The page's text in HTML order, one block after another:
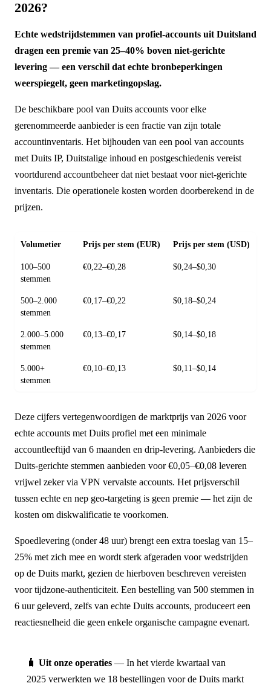
2026?
Echte wedstrijdstemmen van profiel-accounts uit Duitsland
dragen een premie van 25–40% boven niet-gerichte
levering — een verschil dat echte bronbeperkingen
weerspiegelt, geen marketingopslag.
De beschikbare pool van Duits accounts voor elke
gerenommeerde aanbieder is een fractie van zijn totale
accountinventaris. Het bijhouden van een pool van accounts
met Duits IP, Duitstalige inhoud en postgeschiedenis vereist
voortdurend accountbeheer dat niet bestaat voor niet-gerichte
inventaris. Die operationele kosten worden doorberekend in de
prijzen.
Volumetier Prijs per stem (EUR) Prijs per stem (USD)
100–500
stemmen
€0,22–€0,28 $0,24–$0,30
500–2.000
stemmen
€0,17–€0,22 $0,18–$0,24
2.000–5.000
stemmen
€0,13–€0,17 $0,14–$0,18
5.000+
stemmen
€0,10–€0,13 $0,11–$0,14
Deze cijfers vertegenwoordigen de marktprijs van 2026 voor
echte accounts met Duits profiel met een minimale
accountleeftijd van 6 maanden en drip-levering. Aanbieders die
Duits-gerichte stemmen aanbieden voor €0,05–€0,08 leveren
vrijwel zeker via VPN vervalste accounts. Het prijsverschil
tussen echte en nep geo-targeting is geen premie — het zijn de
kosten om diskwalificatie te voorkomen.
Spoedlevering (onder 48 uur) brengt een extra toeslag van 15–
25% met zich mee en wordt sterk afgeraden voor wedstrijden
op de Duits markt, gezien de hierboven beschreven vereisten
voor tijdzone-authenticiteit. Een bestelling van 500 stemmen in
6 uur geleverd, zelfs van echte Duits accounts, produceert een
reactiesnelheid die geen enkele organische campagne evenart.
🧳 Uit onze operaties — In het vierde kwartaal van
2025 verwerkten we 18 bestellingen voor de Duits markt